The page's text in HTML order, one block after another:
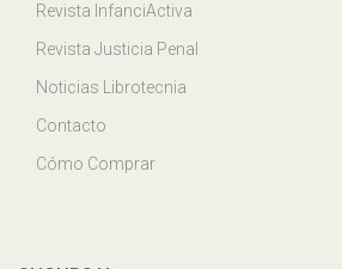
Revista InfanciActiva
Revista Justicia Penal
Noticias Librotecnia
Contacto
Cómo Comprar